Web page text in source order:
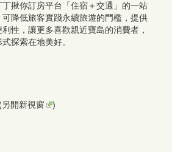
揪你訂房平台「住宿＋交通」的一站
降低旅客實踐永續旅遊的門檻，提供
性，讓更多喜歡親近寶島的消費者，
探索在地美好。
另開新視窗 )